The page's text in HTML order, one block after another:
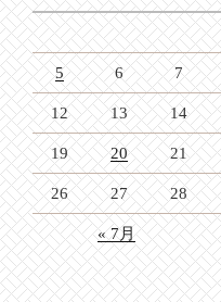
5 6 7
12 13 14
19 20 21
26 27 28
« 7月